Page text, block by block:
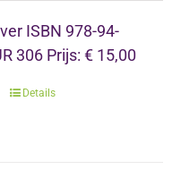
ISBN 978-94-
306 Prijs: € 15,00
Details